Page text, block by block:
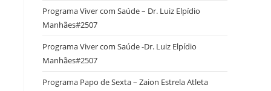
Programa Viver com Saúde – Dr. Luiz Elpídio
Manhães#2507
Programa Viver com Saúde -Dr. Luiz Elpídio
Manhães#2507
Programa Papo de Sexta – Zaion Estrela Atleta